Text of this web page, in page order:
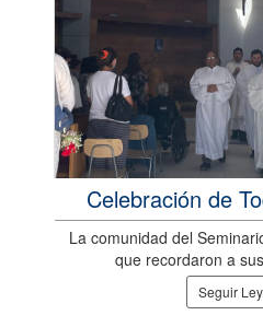
Celebración de
La comunidad del
que recordaron a
Seguir